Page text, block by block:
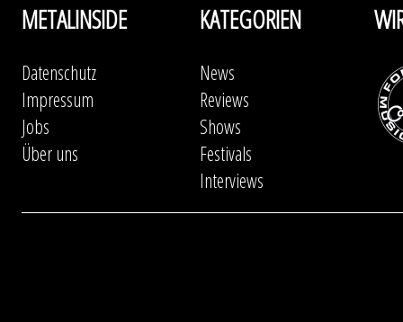
METALINSIDE
Datenschutz
Impressum
Jobs
Über uns
KATEGORIEN
News
Reviews
Shows
Festivals
Interviews